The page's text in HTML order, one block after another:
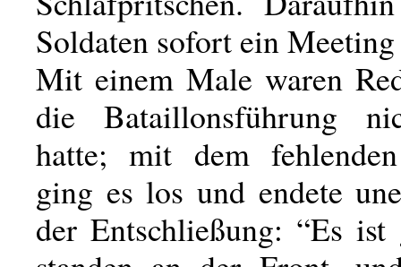
Soldaten sofort ein
Mit einem Male waren
die Bataillonsführung
hatte; mit dem fehlenden
ging es los und endete
der Entschließung: “Es